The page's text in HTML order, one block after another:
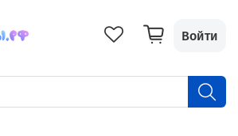
Войти